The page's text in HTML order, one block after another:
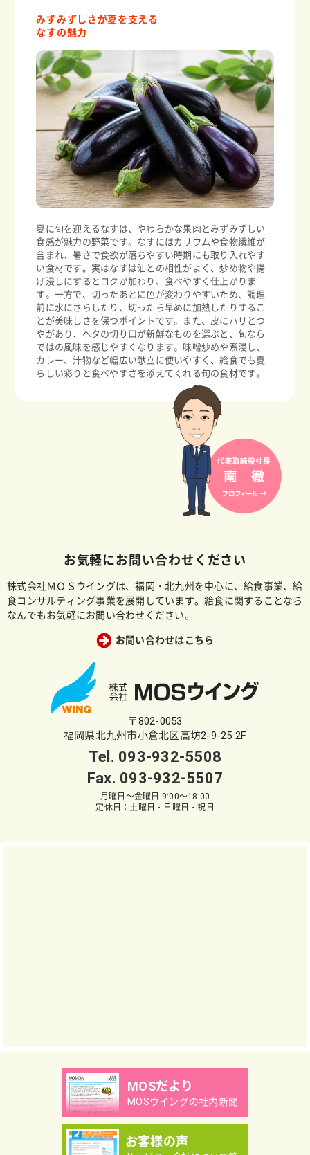
みずみずしさが夏を支える
なすの魅力
夏に旬を迎えるなすは、やわらかな果肉とみずみずしい
食感が魅力の野菜です。なすにはカリウムや食物繊維が
含まれ、暑さで食欲が落ちやすい時期にも取り入れやす
い食材です。実はなすは油との相性がよく、炒め物や揚
げ浸しにするとコクが加わり、食べやすく仕上がりま
す。一方で、切ったあとに色が変わりやすいため、調理
前に水にさらしたり、切ったら早めに加熱したりするこ
とが美味しさを保つポイントです。また、皮にハリとつ
やがあり、ヘタの切り口が新鮮なものを選ぶと、旬なら
ではの風味を感じやすくなります。味噌炒めや煮浸し、
カレー、汁物など幅広い献立に使いやすく、給食でも夏
らしい彩りと食べやすさを添えてくれる旬の食材です。
お気軽にお問い合わせください
株式会社ＭＯＳウイングは、福岡・北九州を中心に、給食事業、給
食コンサルティング事業を展開しています。給食に関することなら
なんでもお気軽にお問い合わせください。
お問い合わせはこちら
〒802-0053
福岡県北九州市小倉北区高坊2-9-25 2F
Tel. 093-932-5508
Fax. 093-932-5507
月曜日～金曜日 9:00～18:00
定休日：土曜日・日曜日・祝日
MOSだより
MOSウイングの社内新聞
お客様の声